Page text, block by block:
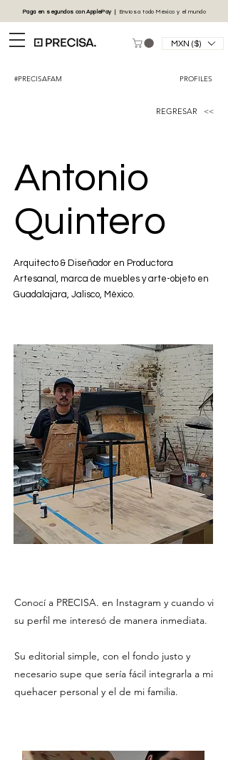
Paga en segundos conApplePay| Envíosa todo México y el mundo
MXN ($)
#PRECISAFAM PROFILES
REGRESAR <<
Antonio
Quintero
Arquitecto & Diseñador en Productora
Artesanal, marca de muebles y arte-objeto en
Guadalajara, Jalisco, México.
Conocí a PRECISA. en Instagram y cuando vi
su perfil me interesó de manera inmediata.
Su editorial simple, con el fondo justo y
necesario supe que sería fácil integrarla a mi
quehacer personal y el de mi familia.